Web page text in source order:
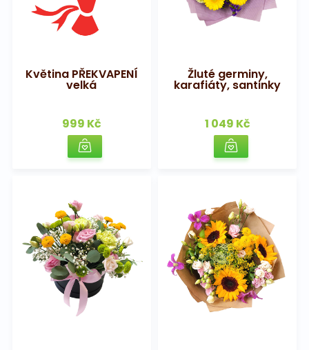
Květina PŘEKVAPENÍ
velká
999 Kč
Žluté germiny,
karafiáty, santinky
1 049 Kč